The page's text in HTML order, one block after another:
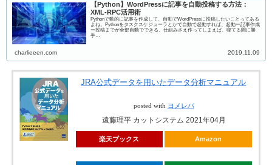
【Python】WordPressに記事を自動投稿する方法：
XML-RPC活用術
Pythonで動的に記事を作成して、自動でWordPressに投稿したいことってある
よね。Pythonをタスクスケジューラとかで自動で起動すれば、起動ー記事作成
ー投稿までが全部自動でできる。仕組みさえ作ってしまえば、寝てる間に勝
手…
charlieeen.com 2019.11.09
JRA公式データを用いたデータ分析マニュアル
posted with ヨメレバ
遠藤理平 カットシステム 2021年04月
楽天ブックス Amazon